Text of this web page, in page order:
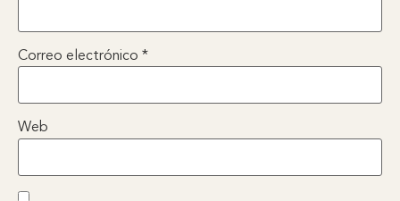
Correo electrónico *
Web